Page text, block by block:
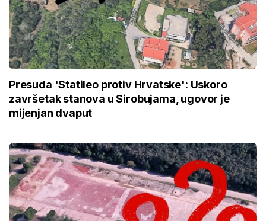
Presuda 'Statileo protiv Hrvatske': Uskoro
završetak stanova u Sirobujama, ugovor je
mijenjan dvaput